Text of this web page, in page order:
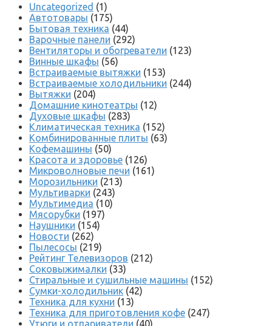
Uncategorized (1)
Автотовары (175)
Бытовая техника (44)
Варочные панели (292)
Вентиляторы и обогреватели (123)
Винные шкафы (56)
Встраиваемые вытяжки (153)
Встраиваемые холодильники (244)
Вытяжки (204)
Домашние кинотеатры (12)
Духовые шкафы (283)
Климатическая техника (152)
Комбинированные плиты (63)
Кофемашины (50)
Красота и здоровье (126)
Микроволновые печи (161)
Морозильники (213)
Мультиварки (243)
Мультимедиа (10)
Мясорубки (197)
Наушники (154)
Новости (262)
Пылесосы (219)
Рейтинг Телевизоров (212)
Соковыжималки (33)
Стиральные и сушильные машины (152)
Сумки-холодильник (42)
Техника для кухни (13)
Техника для приготовления кофе (247)
Утюги и отпариватели (40)